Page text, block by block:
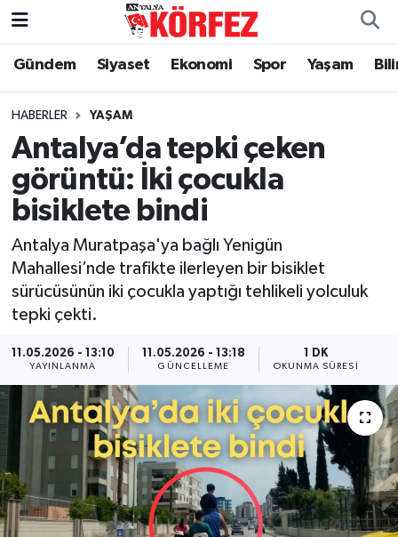
Gündem Siyaset Ekonomi Spor Yaşam
HABERLER YAŞAM
Antalya’da tepki çeken
görüntü: İki çocukla
bisiklete bindi
Antalya Muratpaşa'ya bağlı Yenigün
Mahallesi’nde trafikte ilerleyen bir bisiklet
sürücüsünün iki çocukla yaptığı tehlikeli yolculuk
tepki çekti.
11.05.2026 - 13:10
YAYINLANMA
11.05.2026 - 13:18
GÜNCELLEME
1 DK
OKUNMA SÜRESI
Gündem
Siyaset
Yerel Yönetim
Ekonomi
Spor
Yaşam
Dünya
Eğitim
Sağlık
Magazin
Nöbetçi Eczaneler
Hava Durumu
Trafik Durumu
Süper Lig Puan Durumu ve Fikstür
Tüm Manşetler
Son Dakika Haberleri